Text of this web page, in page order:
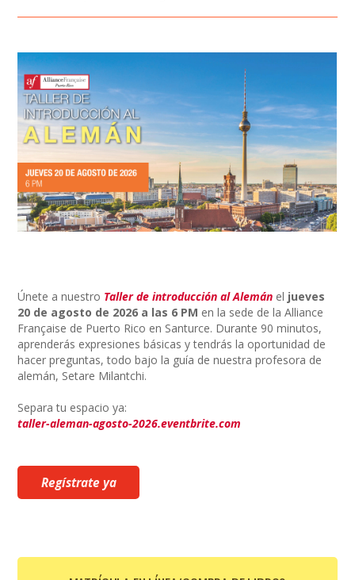
Únete a nuestro Taller de introducción al Alemán el jueves
20 de agosto de 2026 a las 6 PM en la sede de la Alliance
Française de Puerto Rico en Santurce. Durante 90 minutos,
aprenderás expresiones básicas y tendrás la oportunidad de
hacer preguntas, todo bajo la guía de nuestra profesora de
alemán, Setare Milantchi.
Separa tu espacio ya:
taller-aleman-agosto-2026.eventbrite.com
Regístrate ya